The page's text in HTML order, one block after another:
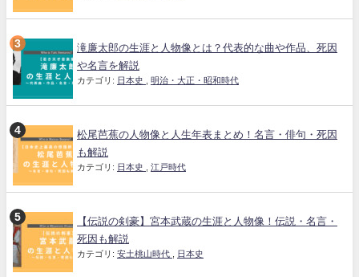
滝廉太郎の生涯と人物像とは？代表的な曲や作品、死因
や名言を解説
カテゴリ: 日本史 明治・大正・昭和時代
松尾芭蕉の人物像と人生年表まとめ！名言・俳句・死因
も解説
カテゴリ: 日本史 江戸時代
【伝説の剣豪】宮本武蔵の生涯と人物像！伝説・名言・
死因も解説
カテゴリ: 安土桃山時代 日本史